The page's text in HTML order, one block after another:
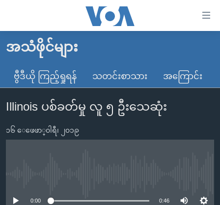
လွယ်ကူ
သည့်
များ
ပင်မ
မူလစာမျက်နှာ
မြန်မာ
ကမ္ဘာ့သတင်းများ
နိုင်ငံတကာ
တရုတ်
ဗွီဒီယို
ရပ်ဝန်းတခု လမ်းတခု အလွန်
အသံဖိုင်များ
ဗွီဒီယို ကြည့်ရှုရန် သတင်းစာသား အကြောင်း
Illinois ပစ်ခတ်မှု လူ ၅ ဦးသေဆုံး
၁၆ ေဖေဖာ္၀ါရီ၊ ၂၀၁၉
0:00 0:46